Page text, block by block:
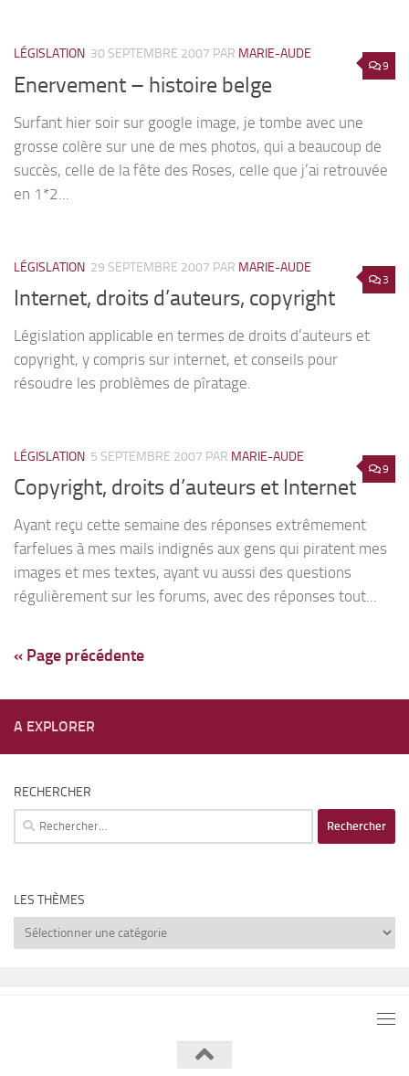
9
LÉGISLATION 30 SEPTEMBRE 2007 PAR MARIE-AUDE
Enervement – histoire belge
Surfant hier soir sur google image, je tombe avec une
grosse colère sur une de mes photos, qui a beaucoup de
succès, celle de la fête des Roses, celle que j’ai retrouvée
en 1*2...
3
LÉGISLATION 29 SEPTEMBRE 2007 PAR MARIE-AUDE
Internet, droits d’auteurs, copyright
Législation applicable en termes de droits d’auteurs et
copyright, y compris sur internet, et conseils pour
résoudre les problèmes de pîratage.
9
LÉGISLATION 5 SEPTEMBRE 2007 PAR MARIE-AUDE
Copyright, droits d’auteurs et Internet
Ayant reçu cette semaine des réponses extrêmement
farfelues à mes mails indignés aux gens qui piratent mes
images et mes textes, ayant vu aussi des questions
régulièrement sur les forums, avec des réponses tout...
« Page précédente
A EXPLORER
RECHERCHER
Rechercher :
LES THÈMES
Les
thèmes